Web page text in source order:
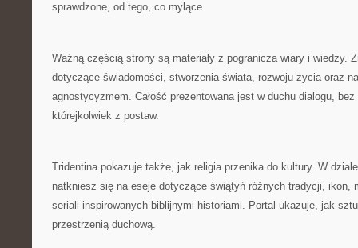
sprawdzone, od tego, co mylące.
Ważną częścią strony są materiały z pogranicza wiary i wiedzy.
dotyczące świadomości, stworzenia świata, rozwoju życia oraz
agnostycyzmem. Całość prezentowana jest w duchu dialogu,
którejkolwiek z postaw.
Tridentina pokazuje także, jak religia przenika do kultury. W
natkniesz się na eseje dotyczące świątyń różnych tradycji, ikon,
seriali inspirowanych biblijnymi historiami. Portal ukazuje, jak
przestrzenią duchową.